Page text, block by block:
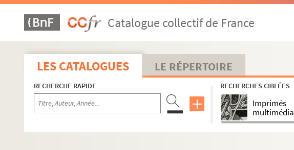
Catalogue collectif de France
LES CATALOGUES LE RÉPERTOIRE
RECHERCHE RAPIDE RECHERCHES CIBLÉES
Imprimés
multimédia